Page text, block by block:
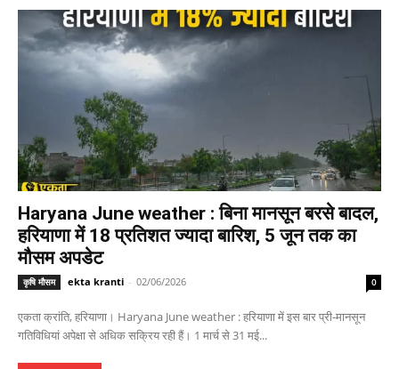
Haryana June weather : बिना मानसून बरसे बादल,
हरियाणा में 18 प्रतिशत ज्यादा बारिश, 5 जून तक का
मौसम अपडेट
कृषि मौसम ekta kranti - 02/06/2026 0
एकता क्रांति, हरियाणा। Haryana June weather : हरियाणा में इस बार प्री-मानसून
गतिविधियां अपेक्षा से अधिक सक्रिय रही हैं। 1 मार्च से 31 मई...